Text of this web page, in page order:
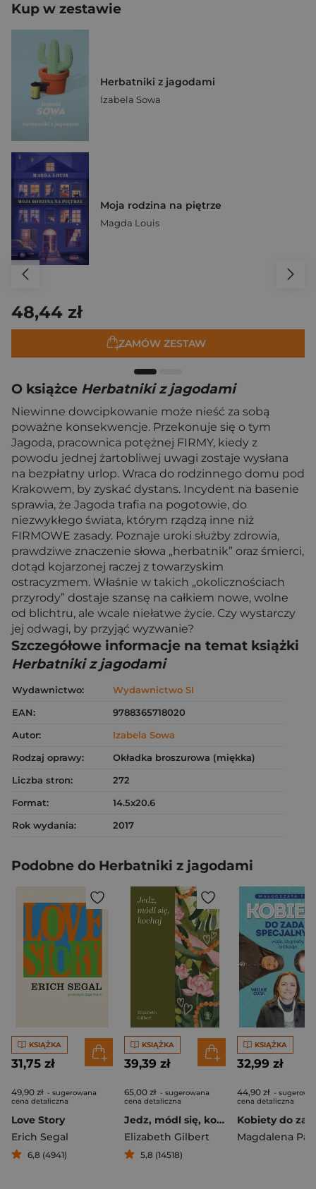
Kup w zestawie
Herbatniki z jagodami
Izabela Sowa
Moja rodzina na piętrze
Magda Louis
48,44 zł
ZAMÓW ZESTAW
O książce Herbatniki z jagodami
Niewinne dowcipkowanie może nieść za sobą
poważne konsekwencje. Przekonuje się o tym
Jagoda, pracownica potężnej FIRMY, kiedy z
powodu jednej żartobliwej uwagi zostaje wysłana
na bezpłatny urlop. Wraca do rodzinnego domu pod
Krakowem, by zyskać dystans. Incydent na basenie
sprawia, że Jagoda trafia na pogotowie, do
niezwykłego świata, którym rządzą inne niż
FIRMOWE zasady. Poznaje uroki służby zdrowia,
prawdziwe znaczenie słowa „herbatnik” oraz śmierci,
dotąd kojarzonej raczej z towarzyskim
ostracyzmem. Właśnie w takich „okolicznościach
przyrody” dostaje szansę na całkiem nowe, wolne
od blichtru, ale wcale niełatwe życie. Czy wystarczy
jej odwagi, by przyjąć wyzwanie?
Szczegółowe informacje na temat książki
Herbatniki z jagodami
Wydawnictwo:
Wydawnictwo SI
EAN:
9788365718020
Autor:
Izabela Sowa
Rodzaj oprawy:
Okładka broszurowa (miękka)
Liczba stron:
272
Format:
14.5x20.6
Rok wydania:
2017
Podobne do Herbatniki z jagodami
KSIĄŻKA
31,75 zł
49,90 zł - sugerowana
cena detaliczna
Love Story
Erich Segal
6,8 (4941)
KSIĄŻKA
39,39 zł
65,00 zł - sugerowana
cena detaliczna
Jedz, módl się, kochaj
Elizabeth Gilbert
5,8 (14518)
KSIĄŻKA
32,99 zł
44,90 zł -
cena detaliczna
Magdalena